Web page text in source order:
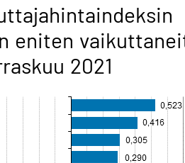
eniten
2021